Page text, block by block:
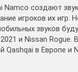
Namco создают
игроков их игр.
звуков
и Nissan Rogue.
Qashqai в Европе и